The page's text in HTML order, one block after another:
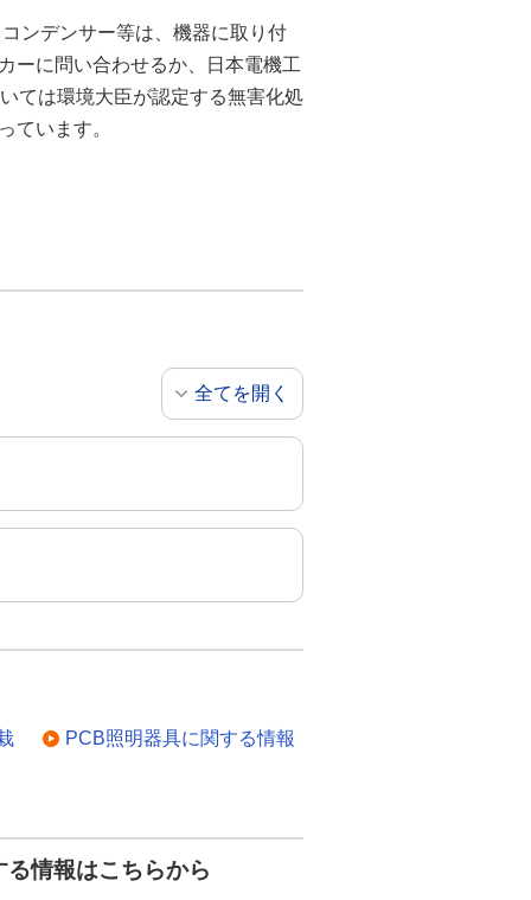
ンデンサー等は、機器に取り付
ーに問い合わせるか、日本電機工
ては環境大臣が認定する無害化処
ています。
全てを開く
PCB照明器具に関する情報
情報はこちらから